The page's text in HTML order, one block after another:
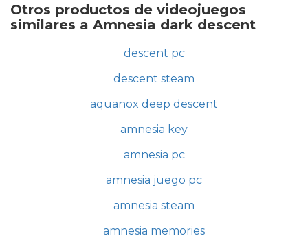
Otros productos de videojuegos
similares a Amnesia dark descent
descent pc
descent steam
aquanox deep descent
amnesia key
amnesia pc
amnesia juego pc
amnesia steam
amnesia memories